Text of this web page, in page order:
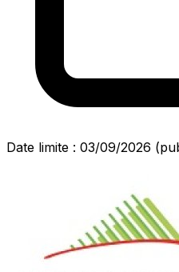
Date limite : 03/09/2026